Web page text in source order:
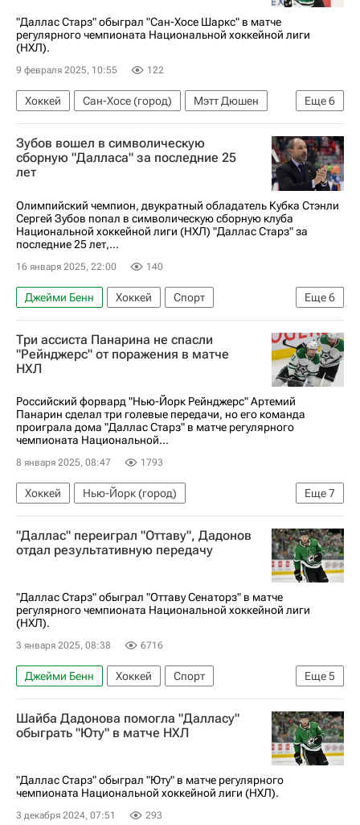
Национальная хоккейная лига (НХЛ)
"Даллас Старз" обыграл "Сан-Хосе Шаркс" в матче
регулярного чемпионата Национальной хоккейной лиги
(НХЛ).
9 февраля 2025, 10:55 122
Еще6
Хоккей Сан-Хосе (город)
Мэтт Дюшен
Джейсон Робертсон
Мэйсон Марчмент
Даллас Старз
Сан-Хосе Шаркс
Евгений Дадонов
Национальная хоккейная лига (НХЛ)
Зубов вошел в символическую
сборную "Далласа" за последние 25
лет
Олимпийский чемпион, двукратный обладатель Кубка Стэнли
Сергей Зубов попал в символическую сборную клуба
Национальной хоккейной лиги (НХЛ) "Даллас Старз" за
последние 25 лет,...
16 января 2025, 22:00 140
Еще6
Джейми Бенн Хоккей
Спорт
Сергей Зубов
Майк Модано
Даллас Старз
ЦСКА
Национальная хоккейная лига (НХЛ)
КХЛ 2025-2026
Три ассиста Панарина не спасли
"Рейнджерс" от поражения в матче
НХЛ
Российский форвард "Нью-Йорк Рейнджерс" Артемий
Панарин сделал три голевые передачи, но его команда
проиграла дома "Даллас Старз" в матче регулярного
чемпионата Национальной...
8 января 2025, 08:47 1793
Еще7
Хоккей
Нью-Йорк (город)
Артемий Панарин
Алексис Лафренье
Кирилл Марченко
Даллас Старз
Нью-Йорк Рейнджерс
Национальная хоккейная лига (НХЛ)
"Даллас" переиграл "Оттаву", Дадонов
отдал результативную передачу
"Даллас Старз" обыграл "Оттаву Сенаторз" в матче
регулярного чемпионата Национальной хоккейной лиги
(НХЛ).
3 января 2025, 08:38 6716
Еще5
Джейми Бенн Хоккей
Спорт
Роопе Хинц
Мэтт Дюшен
Даллас Старз
Оттава Сенаторз
Шайба Дадонова помогла "Далласу"
обыграть "Юту" в матче НХЛ
"Даллас Старз" обыграл "Юту" в матче регулярного
чемпионата Национальной хоккейной лиги (НХЛ).
3 декабря 2024, 07:51 293